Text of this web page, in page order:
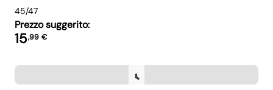
45/47
Prezzo suggerito:
15,99 €